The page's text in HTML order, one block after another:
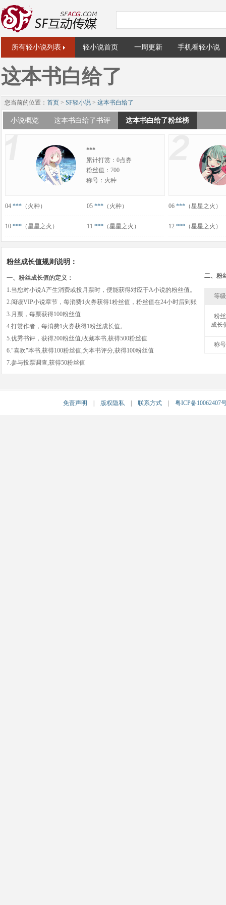
所有轻小说列表 轻小说首页 一周更新 手机看轻小说
这本书白给了
您当前的位置： 首页 > SF轻小说 > 这本书白给了
小说概览 这本书白给了书评 这本书白给了粉丝榜
***
累计打赏：0点券
粉丝值：700
称号：火种
04 *** （火种） 05 *** （火种） 06 *** （星星之火）
10 *** （星星之火） 11 *** （星星之火） 12 *** （星星之火）
粉丝成长值规则说明：
一、粉丝成长值的定义：
1.当您对小说A产生消费或投月票时，便能获得对应于A小说的粉丝值。
2.阅读VIP小说章节，每消费1火券获得1粉丝值，粉丝值在24小时后到账
3.月票，每票获得100粉丝值
4.打赏作者，每消费1火券获得1粉丝成长值。
5.优秀书评，获得200粉丝值,收藏本书,获得500粉丝值
6."喜欢"本书,获得100粉丝值,为本书评分,获得100粉丝值
7.参与投票调查,获得50粉丝值
二、粉
等级
粉丝
成长
称号
免责声明 版权隐私 联系方式 粤ICP备10062407